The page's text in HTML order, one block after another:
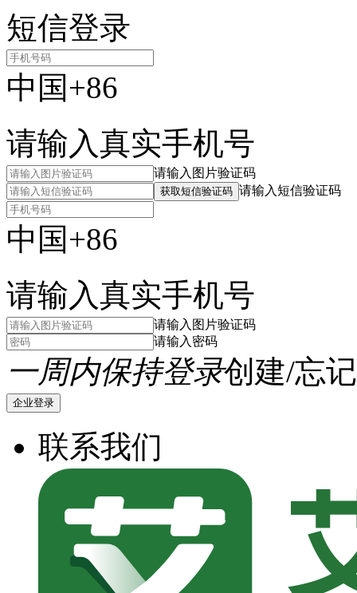
短信登录
中国+86
请输入真实手机号
请输入图片验证码
获取短信验证码 请输入短信验证码
中国+86
请输入真实手机号
请输入图片验证码
请输入密码
一周内保持登录创建/忘
企业登录
联系我们